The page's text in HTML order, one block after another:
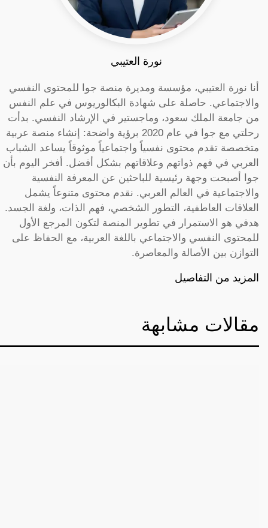
نورة العتيبي
أنا نورة العتيبي، مؤسسة ومديرة منصة جوا للمحتوى النفسي
والاجتماعي. حاصلة على شهادة البكالوريوس في علم النفس
من جامعة الملك سعود، وماجستير في الإرشاد النفسي. بدأت
رحلتي مع جوا في عام 2020 برؤية واضحة: إنشاء منصة عربية
متخصصة تقدم محتوى نفسياً واجتماعياً موثوقاً يساعد الشباب
العربي في فهم ذواتهم وعلاقاتهم بشكل أفضل. أفخر اليوم بأن
جوا أصبحت وجهة رئيسية للباحثين عن المعرفة النفسية
والاجتماعية في العالم العربي. نقدم محتوى متنوعاً يشمل
العلاقات العاطفية، التطور الشخصي، فهم الذات، ولغة الجسد.
هدفي هو الاستمرار في تطوير المنصة لتكون المرجع الأول
للمحتوى النفسي والاجتماعي باللغة العربية، مع الحفاظ على
التوازن بين الأصالة والمعاصرة.
المزيد من التفاصيل
مقالات مشابهة